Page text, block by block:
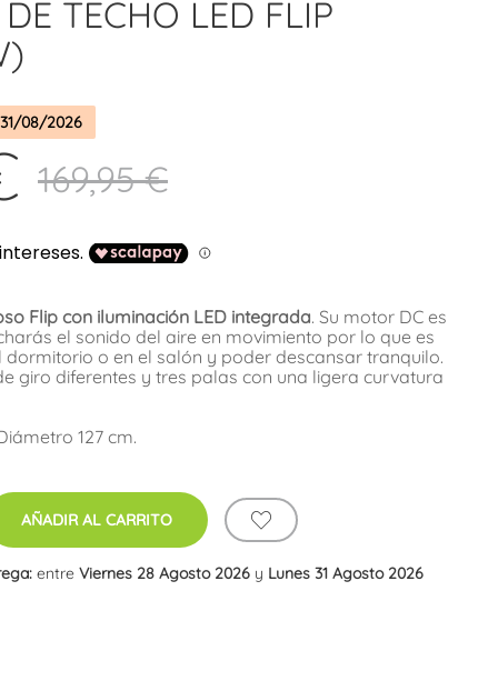
TECHO LED FLIP
31/08/2026
169,95 €
Flip con iluminación LED integrada. Su motor DC es
el sonido del aire en movimiento por lo que es
o en el salón y poder descansar tranquilo.
giro diferentes y tres palas con una ligera curvatura
127 cm.
AÑADIR AL CARRITO
entre Viernes 28 Agosto 2026 y Lunes 31 Agosto 2026